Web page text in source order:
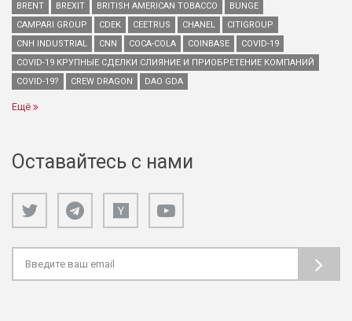
BRENT
BREXIT BRITISH AMERICAN TOBACCO
BUNGE
CAMPARI GROUP
CDEK CEETRUS CHANEL
CITIGROUP
CNH INDUSTRIAL
CNN COCA-COLA COINBASE
COVID-19
COVID-19 КРУПНЫЕ СДЕЛКИ СЛИЯНИЕ И ПРИОБРЕТЕНИЕ КОМПАНИЙ
COVID-19?
CREW DRAGON DAO GDA
Ещё
Оставайтесь с нами